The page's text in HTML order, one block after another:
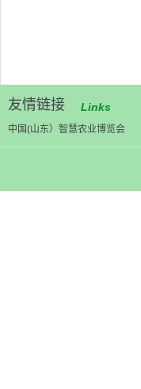
友情链接 Links
中国(山东）智慧农业博览会